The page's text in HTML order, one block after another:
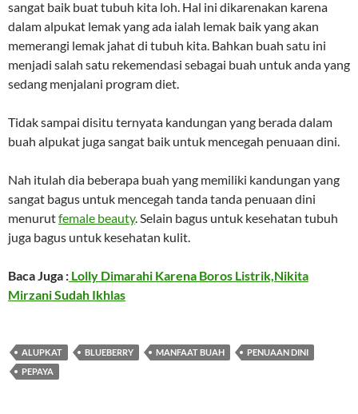
sangat baik buat tubuh kita loh. Hal ini dikarenakan karena
dalam alpukat lemak yang ada ialah lemak baik yang akan
memerangi lemak jahat di tubuh kita. Bahkan buah satu ini
menjadi salah satu rekemendasi sebagai buah untuk anda yang
sedang menjalani program diet.
Tidak sampai disitu ternyata kandungan yang berada dalam
buah alpukat juga sangat baik untuk mencegah penuaan dini.
Nah itulah dia beberapa buah yang memiliki kandungan yang
sangat bagus untuk mencegah tanda tanda penuaan dini
menurutfemale beauty. Selain bagus untuk kesehatan tubuh
juga bagus untuk kesehatan kulit.
Baca Juga : Lolly Dimarahi Karena Boros Listrik,Nikita
Mirzani Sudah Ikhlas
ALUPKAT BLUEBERRY MANFAAT BUAH
PENUAAN DINI
PEPAYA